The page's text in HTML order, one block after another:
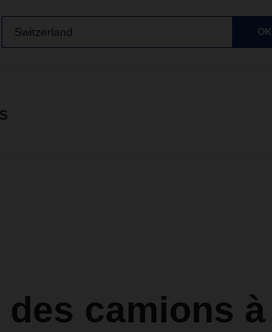
Switzerland OK
camions à